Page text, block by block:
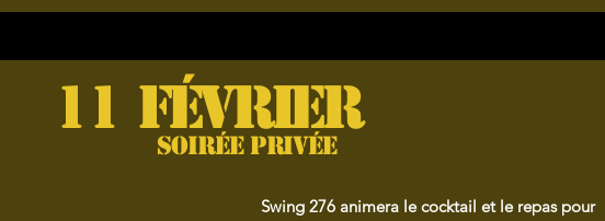
Swing 276 animera lecocktail et le repas pour
11 février
soirée privée